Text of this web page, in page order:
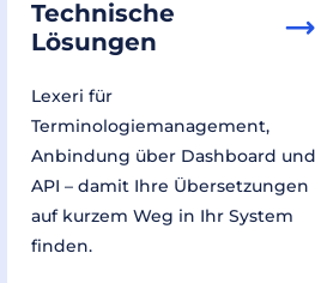
Technische
Lösungen
Lexeri für
Terminologiemanagement,
Anbindung über Dashboard und
API – damit Ihre Übersetzungen
auf kurzem Weg in Ihr System
finden.